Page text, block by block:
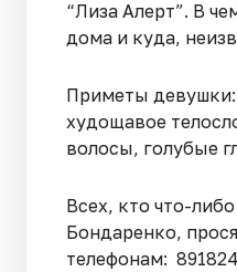
“Лиза Алерт”. В
дома и куда,
Приметы девушки:
худощавое
волосы, голубые
Всех, кто что-
Бондаренко,
телефонам: